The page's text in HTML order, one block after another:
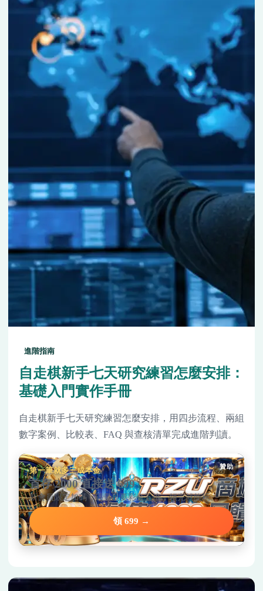
進階指南
自走棋新手七天研究練習怎麼安排：
基礎入門實作手冊
自走棋新手七天研究練習怎麼安排，用四步流程、兩組
數字案例、比較表、FAQ 與查核清單完成進階判讀。
贊助
第一筆就多三成本金
首存 2000 直接送 699
新會員限定加碼，碼量只要彩金五倍，領完就能玩。
領 699 →